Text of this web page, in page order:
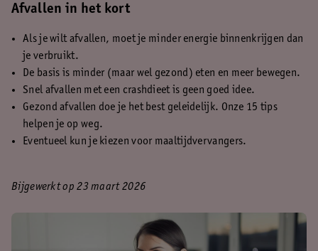
Afvallen in het kort
Als je wilt afvallen, moet je minder energie binnenkrijgen dan
je verbruikt.
De basis is minder (maar wel gezond) eten en meer bewegen.
Snel afvallen met een crashdieet is geen goed idee.
Gezond afvallen doe je het best geleidelijk. Onze 15 tips
helpen je op weg.
Eventueel kun je kiezen voor maaltijdvervangers.
Bijgewerkt op 23 maart 2026